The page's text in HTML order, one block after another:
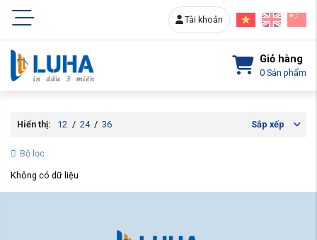
Tài khoản
Giỏ hàng
0 Sản phẩm
Hiển thị: 12 / 24 / 36 Sắp xếp
Bộ lọc
Không có dữ liệu